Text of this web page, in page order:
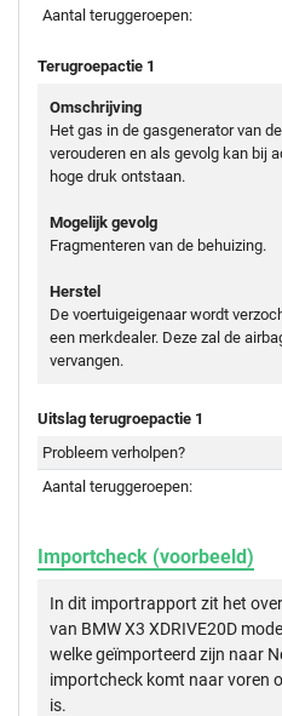
Aantal teruggeroepen:
Terugroepactie 1
Omschrijving
Het gas in de gasgenerator van
verouderen en als gevolg kan bij
hoge druk ontstaan.
Mogelijk gevolg
Fragmenteren van de behuizing.
Herstel
De voertuigeigenaar wordt
een merkdealer. Deze zal de
vervangen.
Uitslag terugroepactie 1
Probleem verholpen?
Aantal teruggeroepen:
Importcheck (voorbeeld)
In dit importrapport zit het
van BMW X3 XDRIVE20D
welke geïmporteerd zijn naar
importcheck komt naar voren
is.